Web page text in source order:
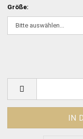
Größe: